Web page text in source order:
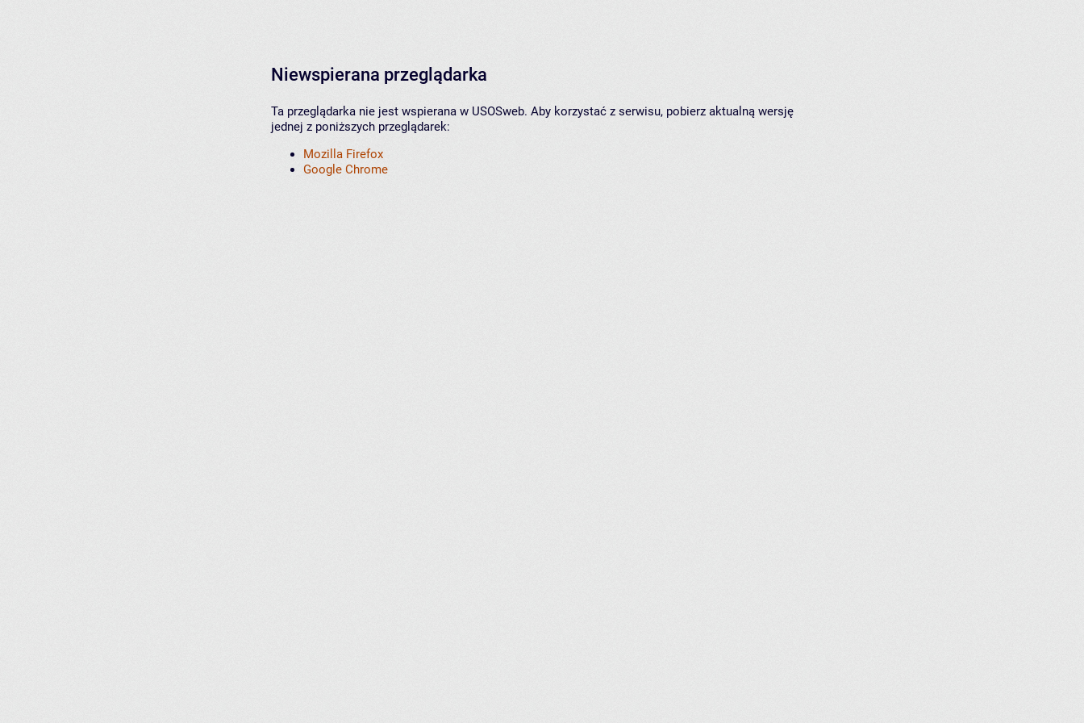
Niewspierana przeglądarka
Ta przeglądarka nie jest wspierana w USOSweb. Aby korzystać z serwisu, pobierz aktualną wersję
jednej z poniższych przeglądarek:
Mozilla Firefox
Google Chrome